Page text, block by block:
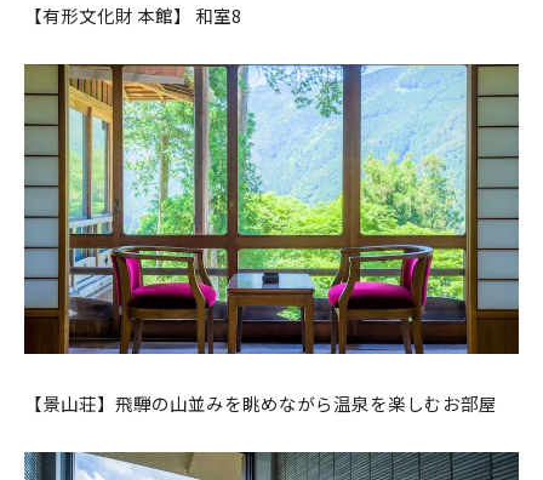
【有形文化財 本館】 和室8
【景山荘】飛騨の山並みを眺めながら温泉を楽しむお部屋